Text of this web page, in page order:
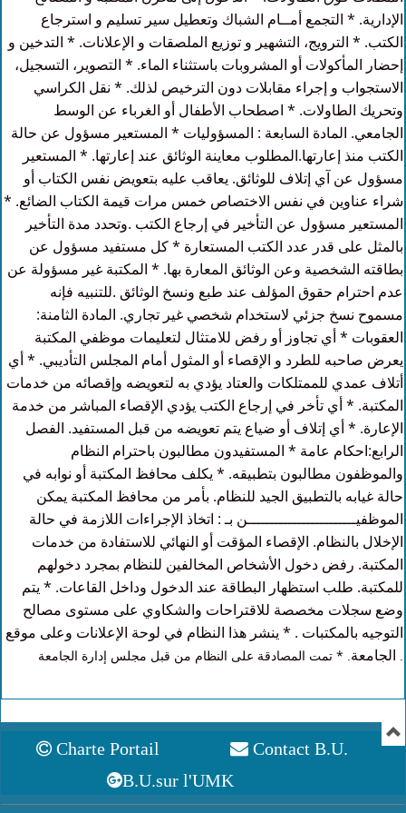
الإدارية. * التجمع أمــام الشباك وتعطيل سير تسليم و استرجاع
الكتب. * الترويج، التشهير و توزيع الملصقات و الإعلانات. * التدخين و
إحضار المأكولات أو المشروبات باستثناء الماء. * التصوير، التسجيل،
الاستجواب و إجراء مقابلات دون الترخيص لذلك. * نقل الكراسي
وتحريك الطاولات. * اصطحاب الأطفال أو الغرباء عن الوسط
الجامعي. المادة السابعة : المسؤوليات * المستعير مسؤول عن حالة
الكتب منذ إعارتها.المطلوب معاينة الوثائق عند إعارتها. * المستعير
مسؤول عن آي إتلاف للوثائق. يعاقب عليه بتعويض نفس الكتاب أو
شراء عناوين في نفس الاختصاص خمس مرات قيمة الكتاب الضائع. *
المستعير مسؤول عن التأخير في إرجاع الكتب .وتحدد مدة التأخير
بالمثل على قدر عدد الكتب المستعارة * كل مستفيد مسؤول عن
بطاقته الشخصية وعن الوثائق المعارة بها. * المكتبة غير مسؤولة عن
عدم احترام حقوق المؤلف عند طبع ونسخ الوثائق .للتنبيه فإنه
مسموح نسخ جزئي لاستخدام شخصي غير تجاري. المادة الثامنة:
العقوبات * أي تجاوز أو رفض للامتثال لتعليمات موظفي المكتبة
يعرض صاحبه للطرد و الإقصاء أو المثول أمام المجلس التأديبي. * أي
أتلاف عمدي للممتلكات والعتاد يؤدي به لتعويضه وإقصائه من خدمات
المكتبة. * أي تأخر في إرجاع الكتب يؤدي الإقصاء المباشر من خدمة
الإعارة. * أي إتلاف أو ضياع يتم تعويضه من قبل المستفيد. الفصل
الرابع:احكام عامة * المستفيدون مطالبون باحترام النظام
والموظفون مطالبون بتطبيقه. * يكلف محافظ المكتبة أو نوابه في
حالة غيابه بالتطبيق الجيد للنظام. بأمر من محافظ المكتبة يمكن
الموظفيــــــــــــــــــــــــن بـ : اتخاذ الإجراءات اللازمة في حالة
الإخلال بالنظام. الإقصاء المؤقت أو النهائي للاستفادة من خدمات
المكتبة. رفض دخول الأشخاص المخالفين للنظام بمجرد دخولهم
للمكتبة. طلب استظهار البطاقة عند الدخول وداخل القاعات. * يتم
وضع سجلات مخصصة للاقتراحات والشكاوي على مستوى مصالح
التوجيه بالمكتبات . * ينشر هذا النظام في لوحة الإعلانات وعلى موقع
الجامعة . * تمت المصادقة على النظام من قبل مجلس إدارة الجامعة .
Charte Portail
Contact B.U.
B.U.sur l'UMK